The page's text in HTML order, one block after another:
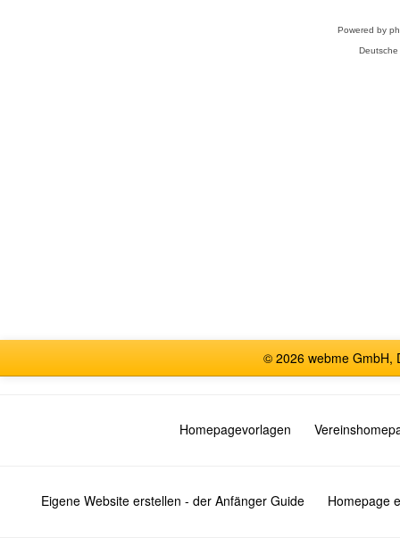
Powered by
© 2026 webme GmbH,
Homepagevorlagen
Eigene Website erstellen - der Anfänger Guide Homepage